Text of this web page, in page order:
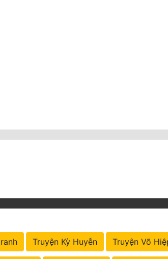
Truyện Kỳ Huyễn Truyện Võ